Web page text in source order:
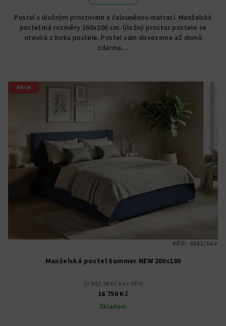
Postel s úložným prostorem a čalouněnou matrací. Manželská
postel má rozměry 160x200 cm. Úložný prostor postele se
otevírá z boku postele. Postel vám dovezeme až domů
zdarma....
Akce
Manželská postel Summer NEW 200x180
13 842,98 Kč bez DPH
16 750 Kč
Skladem
KÓD: 6381/SAV